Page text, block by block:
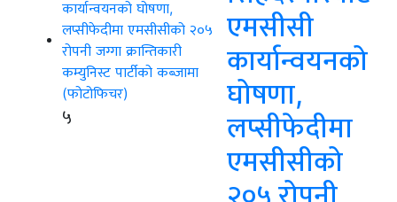
५
एमसीसी
कार्यान्वयनको
घोषणा,
लप्सीफेदीमा
एमसीसीको
२०५ रोपनी